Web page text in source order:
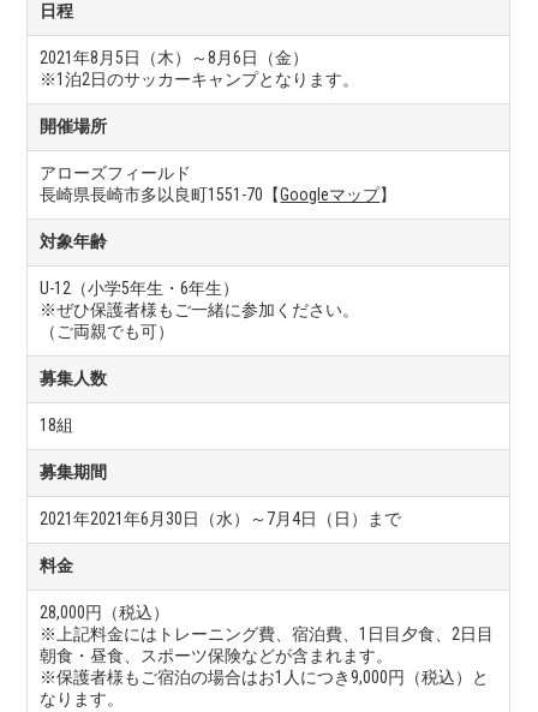
日程
2021年8月5日（木）～8月6日（金）
※1泊2日のサッカーキャンプとなります。
開催場所
アローズフィールド
長崎県長崎市多以良町1551-70【Googleマップ】
対象年齢
U-12（小学5年生・6年生）
※ぜひ保護者様もご一緒に参加ください。
（ご両親でも可）
募集人数
18組
募集期間
2021年2021年6月30日（水）～7月4日（日）まで
料金
28,000円（税込）
※上記料金にはトレーニング費、宿泊費、1日目夕食、2日目
朝食・昼食、スポーツ保険などが含まれます。
※保護者様もご宿泊の場合はお1人につき9,000円（税込）と
なります。